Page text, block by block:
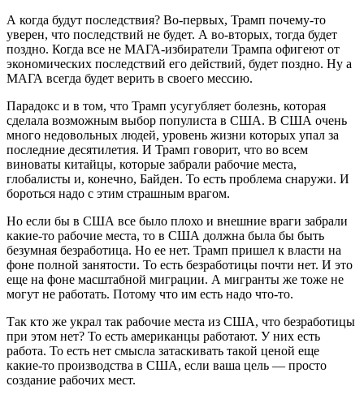
А когда будут последствия? Во-первых, Трамп почему-то
уверен, что последствий не будет. А во-вторых, тогда будет
поздно. Когда все не МАГА-избиратели Трампа офигеют от
экономических последствий его действий, будет поздно. Ну а
МАГА всегда будет верить в своего мессию.
Парадокс и в том, что Трамп усугубляет болезнь, которая
сделала возможным выбор популиста в США. В США очень
много недовольных людей, уровень жизни которых упал за
последние десятилетия. И Трамп говорит, что во всем
виноваты китайцы, которые забрали рабочие места,
глобалисты и, конечно, Байден. То есть проблема снаружи. И
бороться надо с этим страшным врагом.
Но если бы в США все было плохо и внешние враги забрали
какие-то рабочие места, то в США должна была бы быть
безумная безработица. Но ее нет. Трамп пришел к власти на
фоне полной занятости. То есть безработицы почти нет. И это
еще на фоне масштабной миграции. А мигранты же тоже не
могут не работать. Потому что им есть надо что-то.
Так кто же украл так рабочие места из США, что безработицы
при этом нет? То есть американцы работают. У них есть
работа. То есть нет смысла затаскивать такой ценой еще
какие-то производства в США, если ваша цель — просто
создание рабочих мест.